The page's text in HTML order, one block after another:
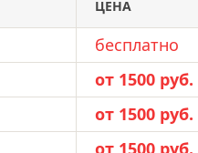
ЦЕНА
бесплатно
от 1500 руб.
от 1500 руб.
от 1500 руб.